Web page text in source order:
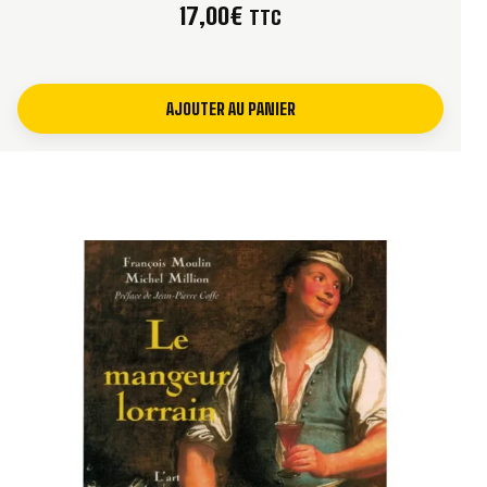
La tradition des tartes flambées
Flammekueche au munster
Les poissons de nos rivières
Brochet au vin blanc d’Alsace
Dans nos fermes
Roulés à la viande
Terrine de foie gras
Coq au riesling
Palette à la diable
Baeckeoffe
17,00€ TTC
AJOUTER AU PANIER